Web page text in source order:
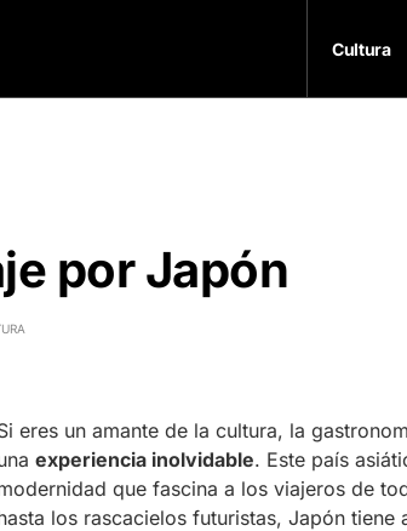
Cultura
por Japón
eres un amante de la cultura, la
experiencia inolvidable. Este país
que fascina a los viajeros de
los rascacielos futuristas, Japón